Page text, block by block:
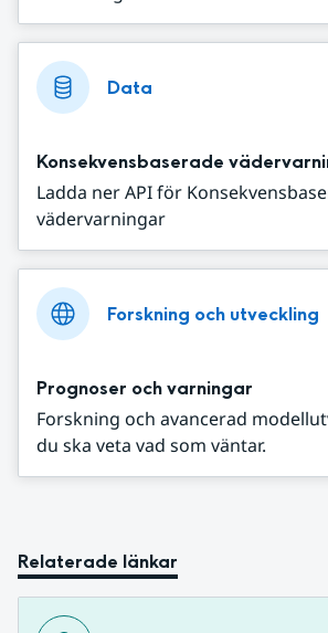
Data
Konsekvensbaserade
Ladda ner API för
vädervarningar
Forskning och utveckling
Prognoser och varningar
Forskning och avancerad
du ska veta vad som väntar.
Relaterade länkar